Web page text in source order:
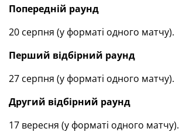
Попередній раунд
20 серпня (у форматі одного матчу).
Перший відбірний раунд
27 серпня (у форматі одного матчу).
Другий відбірний раунд
17 вересня (у форматі одного матчу).